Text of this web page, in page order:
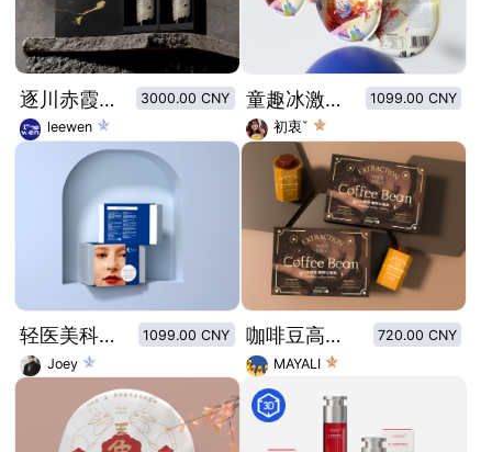
逐川赤霞珠红葡萄酒 世界三大葡萄黄金地带
3000.00 CNY
leewen
童趣冰激凌多彩缤纷软糖包装
1099.00 CNY
初衷ˇ
轻医美科学抗衰风格包装
1099.00 CNY
Joey
咖啡豆高端套装包装设计
720.00 CNY
MAYALI